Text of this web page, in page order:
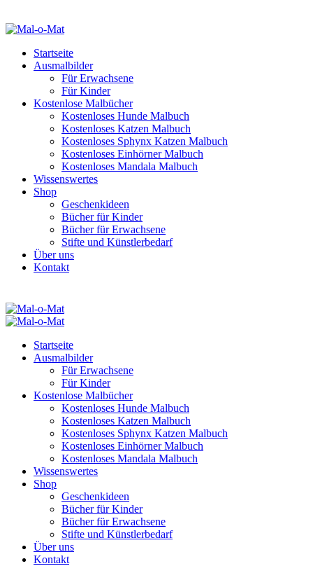
Startseite
Ausmalbilder
Für Erwachsene
Für Kinder
Kostenlose Malbücher
Kostenloses Hunde Malbuch
Kostenloses Katzen Malbuch
Kostenloses Sphynx Katzen Malbuch
Kostenloses Einhörner Malbuch
Kostenloses Mandala Malbuch
Wissenswertes
Shop
Geschenkideen
Bücher für Kinder
Bücher für Erwachsene
Stifte und Künstlerbedarf
Über uns
Kontakt
Startseite
Ausmalbilder
Für Erwachsene
Für Kinder
Kostenlose Malbücher
Kostenloses Hunde Malbuch
Kostenloses Katzen Malbuch
Kostenloses Sphynx Katzen Malbuch
Kostenloses Einhörner Malbuch
Kostenloses Mandala Malbuch
Wissenswertes
Shop
Geschenkideen
Bücher für Kinder
Bücher für Erwachsene
Stifte und Künstlerbedarf
Über uns
Kontakt